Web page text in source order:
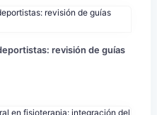
revisión de guías